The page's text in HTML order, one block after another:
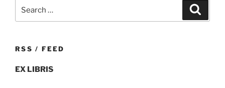
for:
RSS / FEED
EX LIBRIS